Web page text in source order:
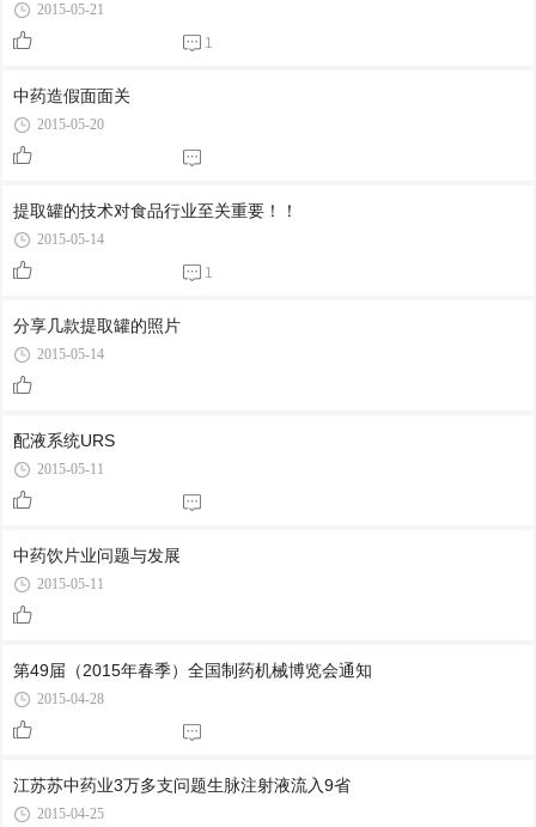
2015-05-21
1
中药造假面面关
2015-05-20
提取罐的技术对食品行业至关重要！！
2015-05-14
1
分享几款提取罐的照片
2015-05-14
配液系统URS
2015-05-11
中药饮片业问题与发展
2015-05-11
第49届（2015年春季）全国制药机械博览会通知
2015-04-28
江苏苏中药业3万多支问题生脉注射液流入9省
2015-04-25